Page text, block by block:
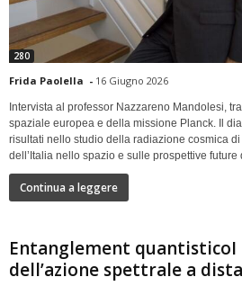
280
Frida Paolella - 16 Giugno 2026
Intervista al professor Nazzareno Mandolesi,
spaziale europea e della missione Planck. Il
risultati nello studio della radiazione cosmica
dell’Italia nello spazio e sulle prospettive future
Continua a leggere
Entanglement
dell’azione spettrale a